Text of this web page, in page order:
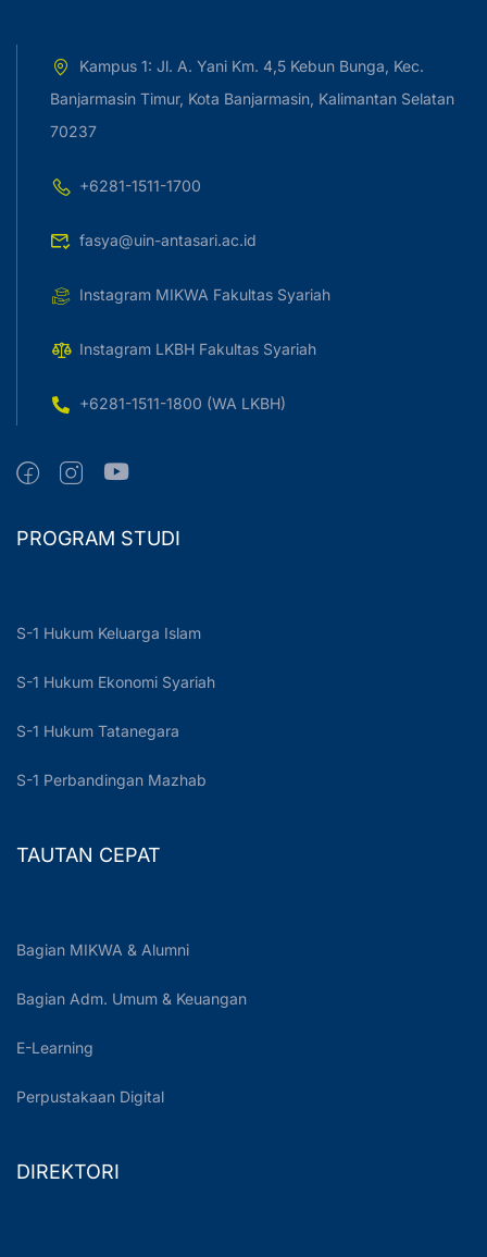
Kampus 1: Jl. A. Yani Km. 4,5 Kebun Bunga, Kec.
Banjarmasin Timur, Kota Banjarmasin, Kalimantan Selatan
70237
+6281-1511-1700
fasya@uin-antasari.ac.id
Instagram MIKWA Fakultas Syariah
Instagram LKBH Fakultas Syariah
+6281-1511-1800 (WA LKBH)
PROGRAM STUDI
S-1 Hukum Keluarga Islam
S-1 Hukum Ekonomi Syariah
S-1 Hukum Tatanegara
S-1 Perbandingan Mazhab
TAUTAN CEPAT
Bagian MIKWA & Alumni
Bagian Adm. Umum & Keuangan
E-Learning
Perpustakaan Digital
DIREKTORI